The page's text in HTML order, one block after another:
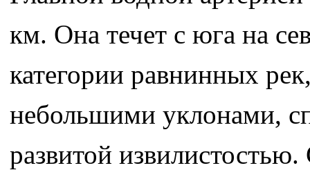
км. Она течет с юга на
категории равнинных
небольшими уклонами,
развитой